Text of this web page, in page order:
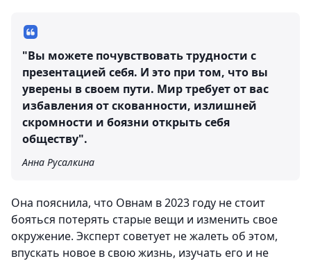
"Вы можете почувствовать трудности с
презентацией себя. И это при том, что вы
уверены в своем пути. Мир требует от вас
избавления от скованности, излишней
скромности и боязни открыть себя
обществу".
Анна Русалкина
Она пояснила, что Овнам в 2023 году не стоит
бояться потерять старые вещи и изменить свое
окружение. Эксперт советует не жалеть об этом,
впускать новое в свою жизнь, изучать его и не